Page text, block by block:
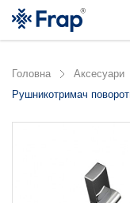
Головна Аксесуари
Рушникотримач